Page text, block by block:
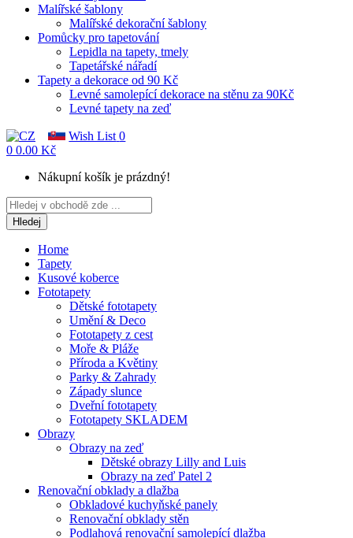
Malířské šablony
Malířské dekorační šablony
Pomůcky pro tapetování
Lepidla na tapety, tmely
Tapetářské nářadí
Tapety a dekorace od 90 Kč
Levné samolepící dekorace na stěnu za 90Kč
Levné tapety na zeď
Wish List 0
0 0.00 Kč
Nákupní košík je prázdný!
Hledej
Home
Tapety
Kusové koberce
Fototapety
Dětské fototapety
Umění & Deco
Fototapety z cest
Moře & Pláže
Příroda a Květiny
Parky & Zahrady
Západy slunce
Dveřní fototapety
Fototapety SKLADEM
Obrazy
Obrazy na zeď
Dětské obrazy Lilly and Luis
Obrazy na zeď Patel 2
Renovační obklady a dlažba
Obkladové kuchyňské panely
Renovační obklady stěn
Podlahová renovační samolepící dlažba